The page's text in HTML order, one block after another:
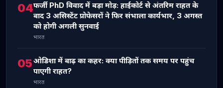
04फर्जी PhD विवाद में बड़ा मोड़: हाईकोर्ट से अंतरिम राहत के
बाद 3 असिस्टेंट प्रोफेसरों ने फिर संभाला कार्यभार, 3 अगस्त
को होगी अगली सुनवाई
भारत
05ओडिशा में बाढ़ का कहर: क्या पीड़ितों तक समय पर पहुंच
पाएगी राहत?
भारत